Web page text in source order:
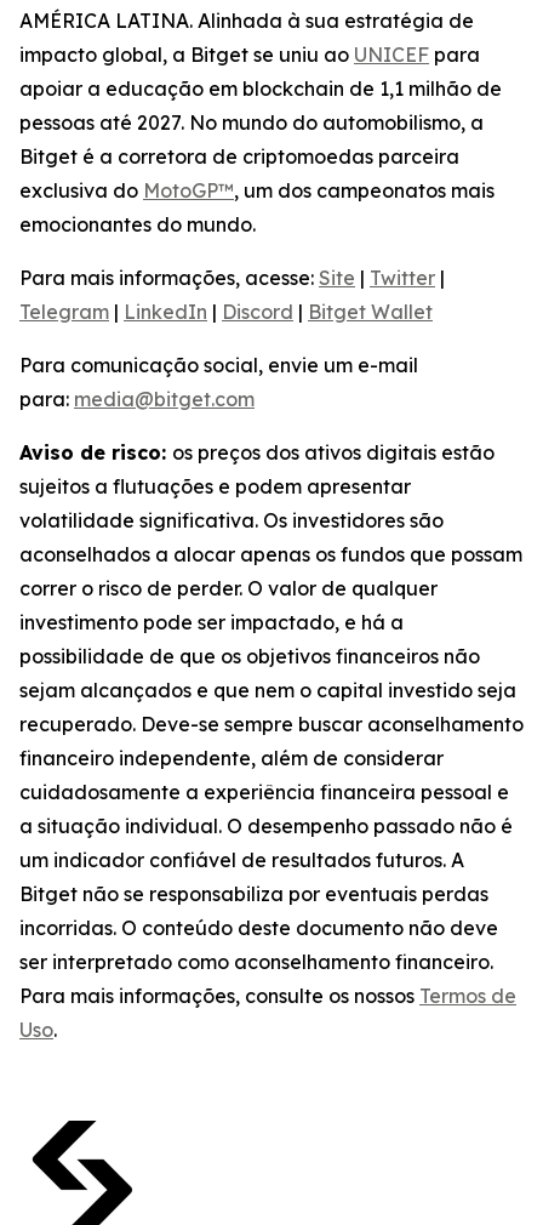
AMÉRICA LATINA. Alinhada à sua estratégia de
impacto global, a Bitget se uniu ao UNICEF para
apoiar a educação em blockchain de 1,1 milhão de
pessoas até 2027. No mundo do automobilismo, a
Bitget é a corretora de criptomoedas parceira
exclusiva do MotoGP™, um dos campeonatos mais
emocionantes do mundo.
Para mais informações, acesse: Site | Twitter |
Telegram | LinkedIn | Discord | Bitget Wallet
Para comunicação social, envie um e-mail
para: media@bitget.com
Aviso de risco: os preços dos ativos digitais estão
sujeitos a flutuações e podem apresentar
volatilidade significativa. Os investidores são
aconselhados a alocar apenas os fundos que possam
correr o risco de perder. O valor de qualquer
investimento pode ser impactado, e há a
possibilidade de que os objetivos financeiros não
sejam alcançados e que nem o capital investido seja
recuperado. Deve-se sempre buscar aconselhamento
financeiro independente, além de considerar
cuidadosamente a experiência financeira pessoal e
a situação individual. O desempenho passado não é
um indicador confiável de resultados futuros. A
Bitget não se responsabiliza por eventuais perdas
incorridas. O conteúdo deste documento não deve
ser interpretado como aconselhamento financeiro.
Para mais informações, consulte os nossos Termos de
Uso.